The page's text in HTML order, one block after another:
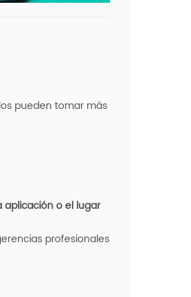
pueden tomar más
o el lugar
profesionales